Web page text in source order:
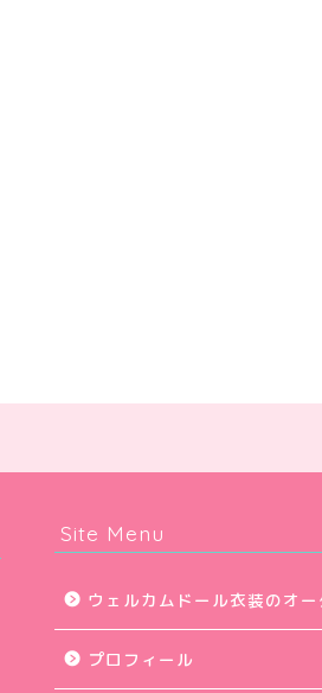
Site Menu
ウェルカムドール衣装のオー
プロフィール